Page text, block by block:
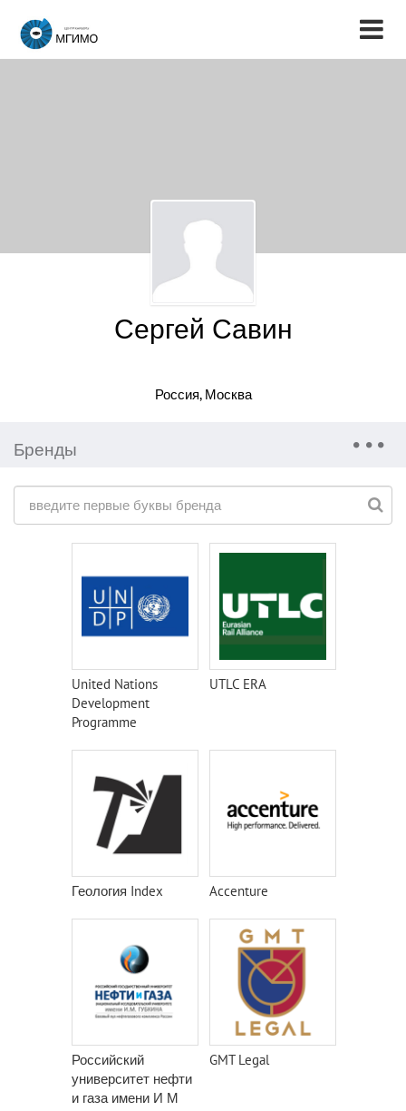
Сергей Савин
Россия, Москва
Бренды
United Nations
Development
Programme
UTLC ERA
Геология Index Accenture
Российский
университет нефти
и газа имени И М
GMT Legal